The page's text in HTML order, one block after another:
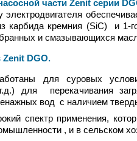
части Zenit серии
карбида кремния (SiC) и 1-
и смазывающихся
DGO.
для суровых
для перекачивания
вод с наличием
спектр применения,
, и в сельском